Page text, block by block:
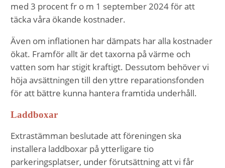
med 3 procent fr o m 1 september 2024 för att
täcka våra ökande kostnader.
Även om inflationen har dämpats har alla kostnader
ökat. Framför allt är det taxorna på värme och
vatten som har stigit kraftigt. Dessutom behöver vi
höja avsättningen till den yttre reparationsfonden
för att bättre kunna hantera framtida underhåll.
Laddboxar
Extrastämman beslutade att föreningen ska
installera laddboxar på ytterligare tio
parkeringsplatser, under förutsättning att vi får
Nödvändiga
går inte att
behövs för
att hemsidan
över huvud